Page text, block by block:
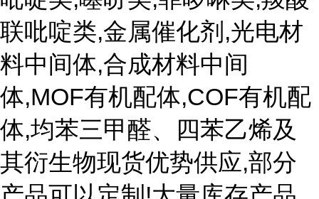
联吡啶类,金属催化剂,光电材
料中间体,合成材料中间
体,MOF有机配体,COF有机配
体,均苯三甲醛、四苯乙烯及
其衍生物现货优势供应,部分